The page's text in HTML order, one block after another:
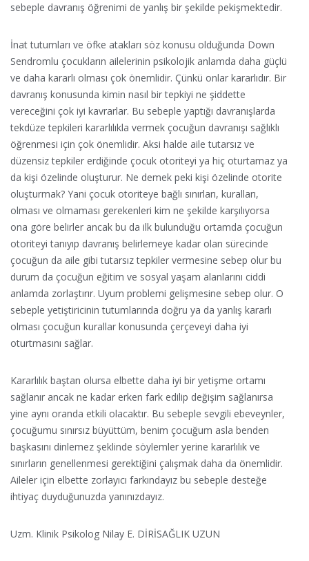
sebeple davranış öğrenimi de yanlış bir şekilde pekişmektedir.
İnat tutumları ve öfke atakları söz konusu olduğunda Down
Sendromlu çocukların ailelerinin psikolojik anlamda daha güçlü
ve daha kararlı olması çok önemlidir. Çünkü onlar kararlıdır. Bir
davranış konusunda kimin nasıl bir tepkiyi ne şiddette
vereceğini çok iyi kavrarlar. Bu sebeple yaptığı davranışlarda
tekdüze tepkileri kararlılıkla vermek çocuğun davranışı sağlıklı
öğrenmesi için çok önemlidir. Aksi halde aile tutarsız ve
düzensiz tepkiler erdiğinde çocuk otoriteyi ya hiç oturtamaz ya
da kişi özelinde oluşturur. Ne demek peki kişi özelinde otorite
oluşturmak? Yani çocuk otoriteye bağlı sınırları, kuralları,
olması ve olmaması gerekenleri kim ne şekilde karşılıyorsa
ona göre belirler ancak bu da ilk bulunduğu ortamda çocuğun
otoriteyi tanıyıp davranış belirlemeye kadar olan sürecinde
çocuğun da aile gibi tutarsız tepkiler vermesine sebep olur bu
durum da çocuğun eğitim ve sosyal yaşam alanlarını ciddi
anlamda zorlaştırır. Uyum problemi gelişmesine sebep olur. O
sebeple yetiştiricinin tutumlarında doğru ya da yanlış kararlı
olması çocuğun kurallar konusunda çerçeveyi daha iyi
oturtmasını sağlar.
Kararlılık baştan olursa elbette daha iyi bir yetişme ortamı
sağlanır ancak ne kadar erken fark edilip değişim sağlanırsa
yine aynı oranda etkili olacaktır. Bu sebeple sevgili ebeveynler,
çocuğumu sınırsız büyüttüm, benim çocuğum asla benden
başkasını dinlemez şeklinde söylemler yerine kararlılık ve
sınırların genellenmesi gerektiğini çalışmak daha da önemlidir.
Aileler için elbette zorlayıcı farkındayız bu sebeple desteğe
ihtiyaç duyduğunuzda yanınızdayız.
Uzm. Klinik Psikolog Nilay E. DİRİSAĞLIK UZUN